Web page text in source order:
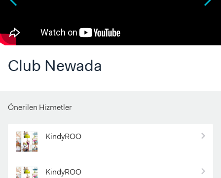
Club Newada
Önerilen Hizmetler
KindyROO
KindyROO